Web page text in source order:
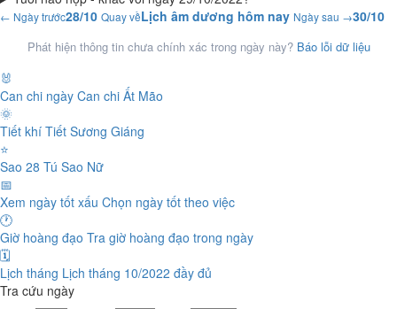
← Ngày trước28/10 Quay vềLịch âm dương hôm nay Ngày sau →30/10
Phát hiện thông tin chưa chính xác trong ngày này? Báo lỗi dữ liệu
🐰
Can chi ngày Can chi Ất Mão
🌞
Tiết khí Tiết Sương Giáng
⭐
Sao 28 Tú Sao Nữ
📅
Xem ngày tốt xấu Chọn ngày tốt theo việc
🕐
Giờ hoàng đạo Tra giờ hoàng đạo trong ngày
🗓️
Lịch tháng Lịch tháng 10/2022 đầy đủ
Tra cứu ngày